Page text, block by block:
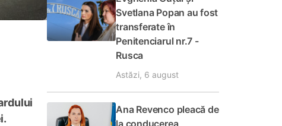
Svetlana Popan au fost
transferate în
Penitenciarul nr.7 -
Rusca
Astăzi, 6 august
Ana Revenco pleacă de
la conducerea